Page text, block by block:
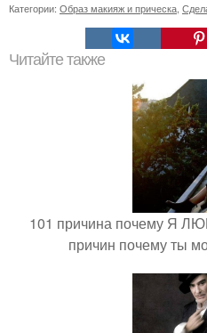
Категории: Образ макияж и прическа
Читайте также
101 причина почему Я
причин почему ты